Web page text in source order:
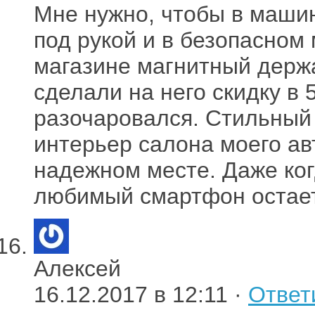
Мне нужно, чтобы в
под рукой и в
магазине магнитный
сделали на него скидку в
разочаровался.
интерьер салона моего
надежном месте. Даже
любимый смартфон
Алексей
16.12.2017 в 12:11 ·